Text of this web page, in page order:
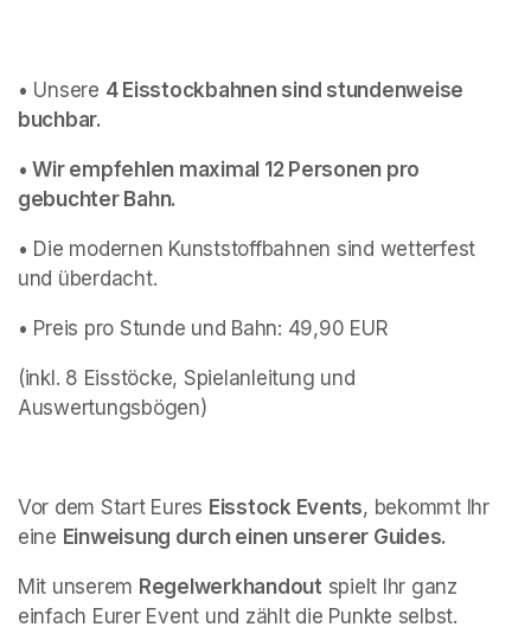
• Unsere 4 Eisstockbahnen sind stundenweise
buchbar.
• Wir empfehlen maximal 12 Personen pro
gebuchter Bahn.
• Die modernen Kunststoffbahnen sind wetterfest
und überdacht.
• Preis pro Stunde und Bahn: 49,90 EUR
(inkl. 8 Eisstöcke, Spielanleitung und
Auswertungsbögen)
Vor dem Start Eures Eisstock Events, bekommt Ihr
eine Einweisung durch einen unserer Guides.
Mit unserem Regelwerkhandout spielt Ihr ganz
einfach Eurer Event und zählt die Punkte selbst.